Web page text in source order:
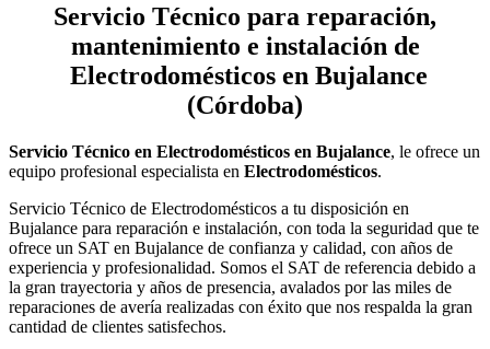
Servicio Técnico para reparación,
mantenimiento e instalación de
Electrodomésticos en Bujalance
(Córdoba)
Servicio Técnico en Electrodomésticos en Bujalance, le ofrece un
equipo profesional especialista en Electrodomésticos.
Servicio Técnico de Electrodomésticos a tu disposición en
Bujalance para reparación e instalación, con toda la seguridad que te
ofrece un SAT en Bujalance de confianza y calidad, con años de
experiencia y profesionalidad. Somos el SAT de referencia debido a
la gran trayectoria y años de presencia, avalados por las miles de
reparaciones de avería realizadas con éxito que nos respalda la gran
cantidad de clientes satisfechos.